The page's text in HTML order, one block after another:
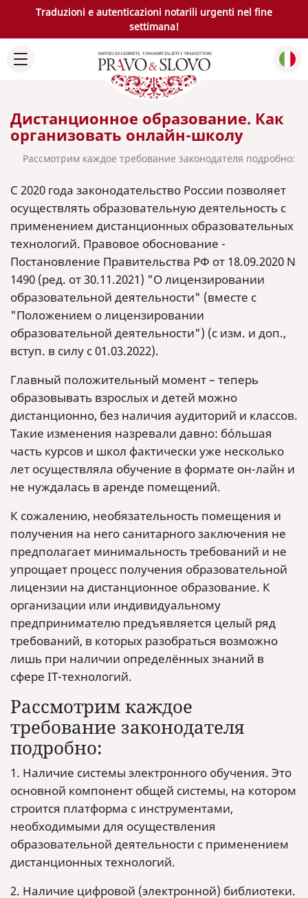
Traduzioni e autenticazioni notarili urgenti nel fine
settimana!
Дистанционное образование. Как
организовать онлайн-школу
Рассмотрим каждое требование законодателя подробно:
С 2020 года законодательство России позволяет
осуществлять образовательную деятельность с
применением дистанционных образовательных
технологий. Правовое обоснование -
Постановление Правительства РФ от 18.09.2020 N
1490 (ред. от 30.11.2021) "О лицензировании
образовательной деятельности" (вместе с
"Положением о лицензировании
образовательной деятельности") (с изм. и доп.,
вступ. в силу с 01.03.2022).
Главный положительный момент – теперь
образовывать взрослых и детей можно
дистанционно, без наличия аудиторий и классов.
Такие изменения назревали давно: бóльшая
часть курсов и школ фактически уже несколько
лет осуществляла обучение в формате он-лайн и
не нуждалась в аренде помещений.
К сожалению, необязательность помещения и
получения на него санитарного заключения не
предполагает минимальность требований и не
упрощает процесс получения образовательной
лицензии на дистанционное образование. К
организации или индивидуальному
предпринимателю предъявляется целый ряд
требований, в которых разобраться возможно
лишь при наличии определённых знаний в
сфере IT-технологий.
Рассмотрим каждое
требование законодателя
подробно:
1. Наличие системы электронного обучения. Это
основной компонент общей системы, на котором
строится платформа с инструментами,
необходимыми для осуществления
образовательной деятельности с применением
дистанционных технологий.
2. Наличие цифровой (электронной) библиотеки.